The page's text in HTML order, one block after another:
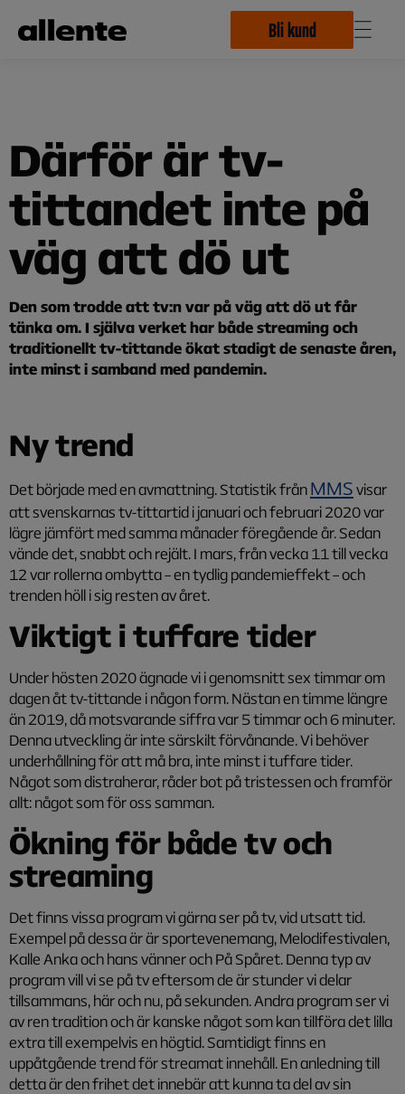
Bli kund
Därför är tv-
tittandet inte på
väg att dö ut
Den som trodde att tv:n var på väg att dö ut får
tänka om. I själva verket har både streaming och
traditionellt tv-tittande ökat stadigt de senaste åren,
inte minst i samband med pandemin.
Ny trend
Det började med en avmattning. Statistik frånMMSvisar
att svenskarnas tv-tittartid i januari och februari 2020 var
lägre jämfört med samma månader föregående år. Sedan
vände det, snabbt och rejält. I mars, från vecka 11 till vecka
12 var rollerna ombytta – en tydlig pandemieffekt – och
trenden höll i sig resten av året.
Viktigt i tuffare tider
Under hösten 2020 ägnade vi i genomsnitt sex timmar om
dagen åt tv-tittande i någon form. Nästan en timme längre
än 2019, då motsvarande siffra var 5 timmar och 6 minuter.
Denna utveckling är inte särskilt förvånande. Vi behöver
underhållning för att må bra, inte minst i tuffare tider.
Något som distraherar, råder bot på tristessen och framför
allt: något som för oss samman.
Ökning för både tv och
streaming
Det finns vissa program vi gärna ser på tv, vid utsatt tid.
Exempel på dessa är är sportevenemang, Melodifestivalen,
Kalle Anka och hans vänner och På Spåret. Denna typ av
program vill vi se på tv eftersom de är stunder vi delar
tillsammans, här och nu, på sekunden. Andra program ser vi
av ren tradition och är kanske något som kan tillföra det lilla
extra till exempelvis en högtid. Samtidigt finns en
uppåtgående trend för streamat innehåll. En anledning till
detta är den frihet det innebär att kunna ta del av sin